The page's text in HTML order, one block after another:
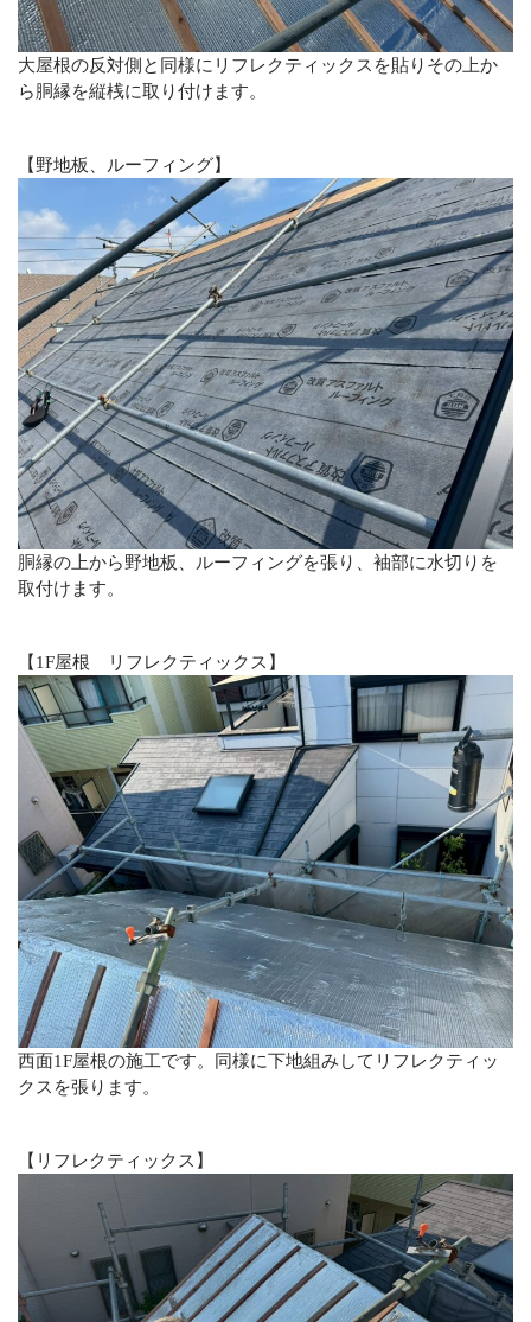
大屋根の反対側と同様にリフレクティックスを貼りその上か
ら胴縁を縦桟に取り付けます。
【野地板、ルーフィング】
胴縁の上から野地板、ルーフィングを張り、袖部に水切りを
取付けます。
【1F屋根 リフレクティックス】
西面1F屋根の施工です。同様に下地組みしてリフレクティッ
クスを張ります。
【リフレクティックス】